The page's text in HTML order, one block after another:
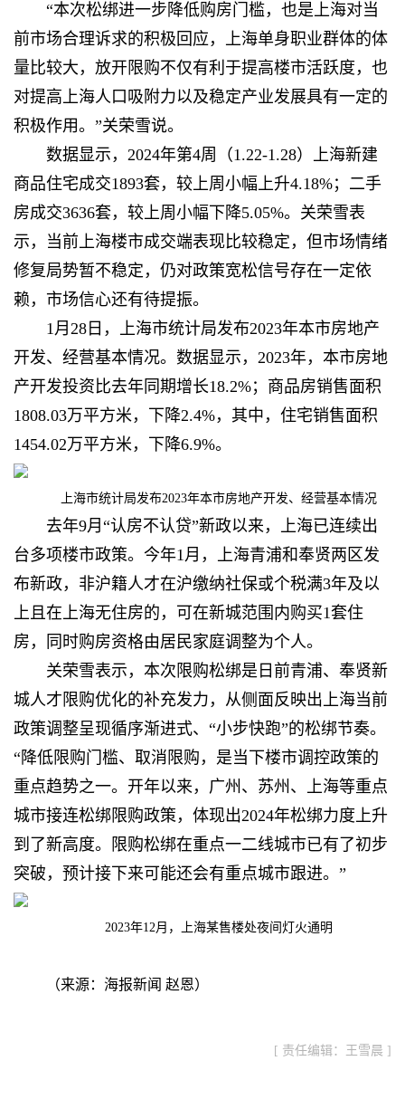
“本次松绑进一步降低购房门槛，也是上海对当
前市场合理诉求的积极回应，上海单身职业群体的体
量比较大，放开限购不仅有利于提高楼市活跃度，也
对提高上海人口吸附力以及稳定产业发展具有一定的
积极作用。”关荣雪说。
数据显示，2024年第4周（1.22-1.28）上海新建
商品住宅成交1893套，较上周小幅上升4.18%；二手
房成交3636套，较上周小幅下降5.05%。关荣雪表
示，当前上海楼市成交端表现比较稳定，但市场情绪
修复局势暂不稳定，仍对政策宽松信号存在一定依
赖，市场信心还有待提振。
1月28日，上海市统计局发布2023年本市房地产
开发、经营基本情况。数据显示，2023年，本市房地
产开发投资比去年同期增长18.2%；商品房销售面积
1808.03万平方米，下降2.4%，其中，住宅销售面积
1454.02万平方米，下降6.9%。
上海市统计局发布2023年本市房地产开发、经营基本情况
去年9月“认房不认贷”新政以来，上海已连续出
台多项楼市政策。今年1月，上海青浦和奉贤两区发
布新政，非沪籍人才在沪缴纳社保或个税满3年及以
上且在上海无住房的，可在新城范围内购买1套住
房，同时购房资格由居民家庭调整为个人。
关荣雪表示，本次限购松绑是日前青浦、奉贤新
城人才限购优化的补充发力，从侧面反映出上海当前
政策调整呈现循序渐进式、“小步快跑”的松绑节奏。
“降低限购门槛、取消限购，是当下楼市调控政策的
重点趋势之一。开年以来，广州、苏州、上海等重点
城市接连松绑限购政策，体现出2024年松绑力度上升
到了新高度。限购松绑在重点一二线城市已有了初步
突破，预计接下来可能还会有重点城市跟进。”
2023年12月，上海某售楼处夜间灯火通明
（来源：海报新闻 赵恩）
[ 责任编辑：王雪晨 ]